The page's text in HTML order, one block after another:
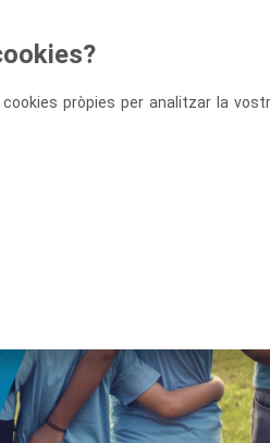
cookies pròpies per analitzar la